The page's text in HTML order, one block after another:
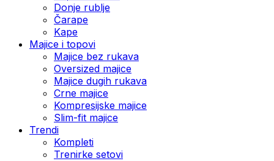
Donje rublje
Čarape
Kape
Majice i topovi
Majice bez rukava
Oversized majice
Majice dugih rukava
Crne majice
Kompresijske majice
Slim-fit majice
Trendi
Kompleti
Trenirke setovi